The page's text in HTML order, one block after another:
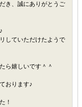
き、誠にありがとうご
していただけたようで
ら嬉しいです＾＾
おります♪
！